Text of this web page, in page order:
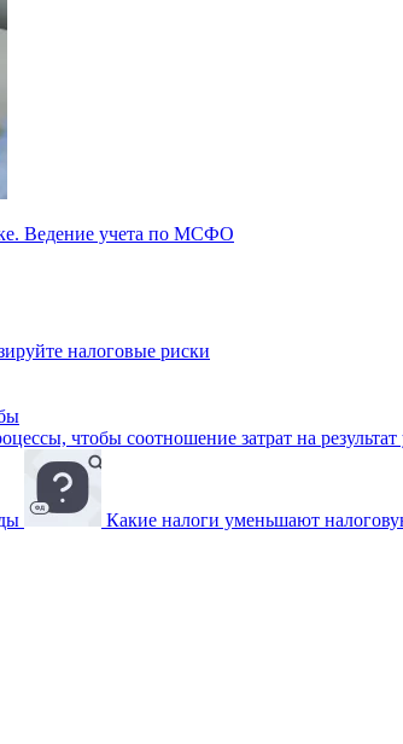
Ведение учета по МСФО
налоговые риски
чтобы соотношение затрат на результат
Какие налоги уменьшают